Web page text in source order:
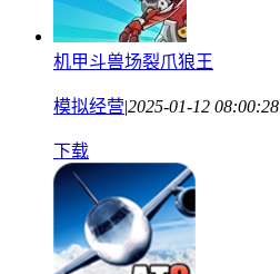
机甲斗兽场裂爪狼王
模拟经营|2025-01-12 08:00:28
下载